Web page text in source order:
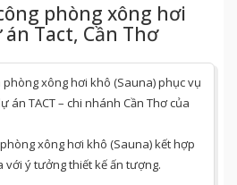
phòng xông hơi
Tact, Cần Thơ
xông hơi khô (Sauna) phục vụ
án TACT – chi nhánh Cần Thơ của
xông hơi khô (Sauna) kết hợp
ý tưởng thiết kế ấn tượng.